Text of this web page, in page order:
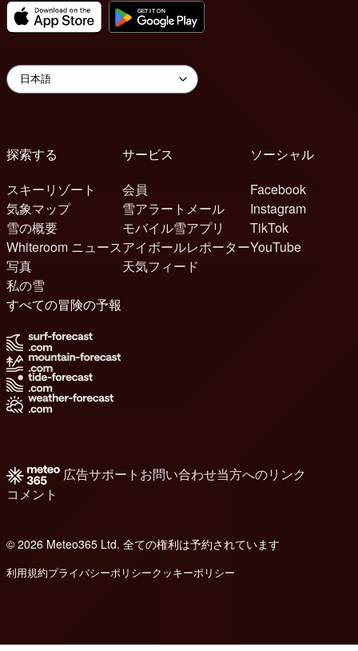
探索する
スキーリゾート
気象マップ
雪の概要
Whiteroom ニュース
写真
私の雪
サービス
会員
雪アラートメール
モバイル雪アプリ
アイボールレポーター
天気フィード
ソーシャル
Facebook
Instagram
TikTok
YouTube
すべての冒険の予報
広告サポート お問い合わせ当方へのリンク
コメント
© 2026 Meteo365 Ltd. 全ての権利は予約されています
利用規約プライバシーポリシークッキーポリシー